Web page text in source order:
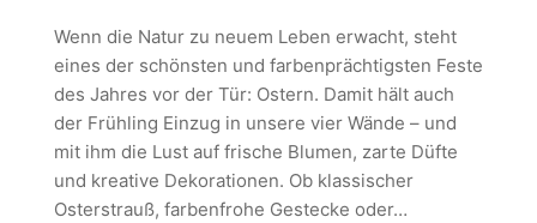
Wenn die Natur zu neuem Leben erwacht, steht
eines der schönsten und farbenprächtigsten Feste
des Jahres vor der Tür: Ostern. Damit hält auch
der Frühling Einzug in unsere vier Wände – und
mit ihm die Lust auf frische Blumen, zarte Düfte
und kreative Dekorationen. Ob klassischer
Osterstrauß, farbenfrohe Gestecke oder…